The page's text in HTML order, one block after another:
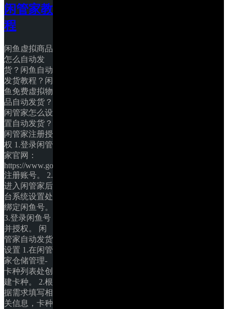
闲管家教
程
闲鱼虚拟商品
怎么自动发
货？闲鱼自动
发货教程？闲
鱼免费虚拟物
品自动发货？
闲管家怎么设
置自动发货？
闲管家注册授
权 1.登录闲管
家官网：
https://www.goofish.pro/
注册账号。 2.
进入闲管家后
台系统设置处
绑定闲鱼号。
3.登录闲鱼号
并授权。 闲
管家自动发货
设置 1.在闲管
家仓储管理-
卡种列表处创
建卡种。 2.根
据需求填写相
关信息，卡种